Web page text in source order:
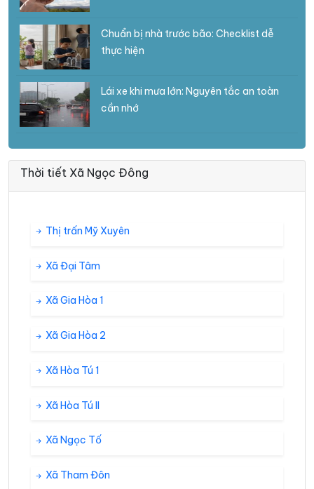
Chuẩn bị nhà trước bão: Checklist dễ
thực hiện
Lái xe khi mưa lớn: Nguyên tắc an toàn
cần nhớ
Thời tiết Xã Ngọc Đông
Thị trấn Mỹ Xuyên
Xã Đại Tâm
Xã Gia Hòa 1
Xã Gia Hòa 2
Xã Hòa Tú 1
Xã Hòa Tú II
Xã Ngọc Tố
Xã Tham Đôn